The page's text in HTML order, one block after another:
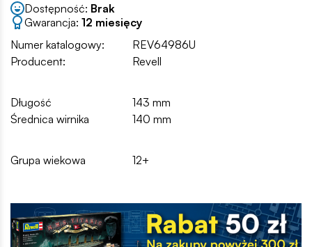
Dostępność: Brak
Gwarancja: 12 miesięcy
Numer katalogowy:
REV64986U
Producent:
Revell
Długość
143 mm
Średnica wirnika
140 mm
Grupa wiekowa 12+